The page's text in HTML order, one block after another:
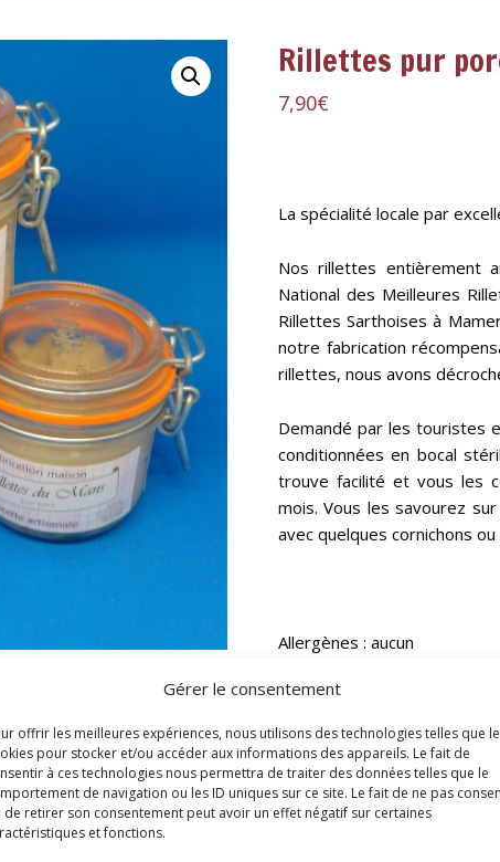
Gérer le consentement
offrir les meilleures expériences, nous utilisons des technologies telles que
pour stocker et/ou accéder aux informations des appareils. Le fait de
à ces technologies nous permettra de traiter des données telles que le
de navigation ou les ID uniques sur ce site. Le fait de ne pas
de retirer son consentement peut avoir un effet négatif sur certaines
et fonctions.
Rillettes pur
7,90€
La spécialité locale par
Nos rillettes entièrement
National des Meilleures
Rillettes Sarthoises à
notre fabrication
rillettes, nous avons
Demandé par les touristes
conditionnées en bocal
trouve facilité et vous les
mois. Vous les savourez
avec quelques cornichons
Allergènes : aucun
Catégories :